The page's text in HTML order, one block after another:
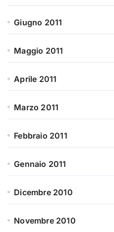
Giugno 2011
Maggio 2011
Aprile 2011
Marzo 2011
Febbraio 2011
Gennaio 2011
Dicembre 2010
Novembre 2010